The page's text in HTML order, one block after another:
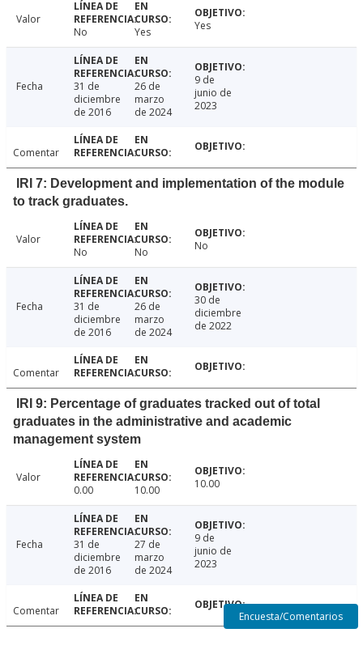
Valor
No
Yes Yes
Fecha
31 de
diciembre
de 2016
26 de
marzo
de 2024
9 de
junio de
2023
Comentar
IRI 7: Development and implementation of the module
to track graduates.
Valor
No
No No
Fecha
31 de
diciembre
de 2016
26 de
marzo
de 2024
30 de
diciembre
de 2022
Comentar
IRI 9: Percentage of graduates tracked out of total
graduates in the administrative and academic
management system
Valor
0.00
10.00 10.00
Fecha
31 de
diciembre
de 2016
27 de
marzo
de 2024
9 de
junio de
2023
Comentar Encuesta/Comentarios